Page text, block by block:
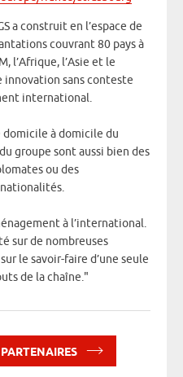
a construit en l’espace de
couvrant 80 pays à
l’Afrique, l’Asie et le
sans conteste
international.
domicile à domicile du
groupe sont aussi bien des
ou des
à l’international.
sur de nombreuses
le savoir-faire d’une seule
de la chaîne."